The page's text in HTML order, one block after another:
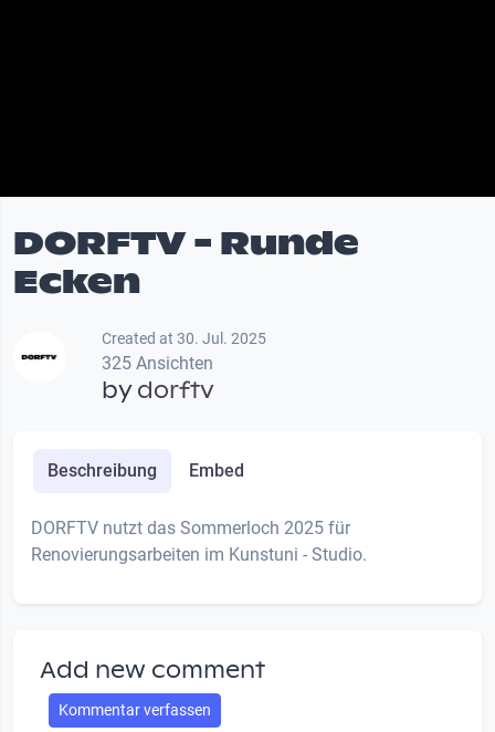
DORFTV - Runde
Ecken
Created at 30. Jul. 2025
325 Ansichten
bydorftv
Beschreibung Embed
DORFTV nutzt das Sommerloch 2025 für
Renovierungsarbeiten im Kunstuni - Studio.
Add new comment
Kommentar verfassen